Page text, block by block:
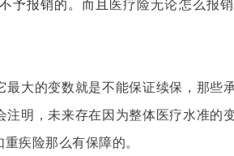
予报销的。而且 医疗险无论怎么报
大的变数就是不能保证续保，那些
明，未来存在因为整体医疗水准的
疾险那么有保障的。